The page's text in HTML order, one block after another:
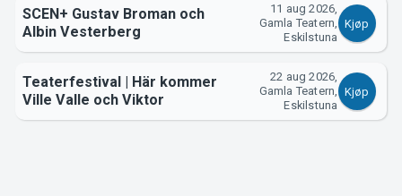
Om Tickster
SCEN+ Gustav Broman och
Albin Vesterberg
11 aug 2026,
Gamla Teatern,
Eskilstuna
Kjøp
Teaterfestival | Här kommer
Ville Valle och Viktor
22 aug 2026,
Gamla Teatern,
Eskilstuna
Kjøp